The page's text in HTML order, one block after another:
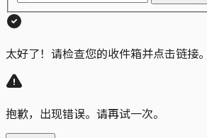
太好了！请检查您的收件箱并点击链接。
抱歉，出现错误。请再试一次。